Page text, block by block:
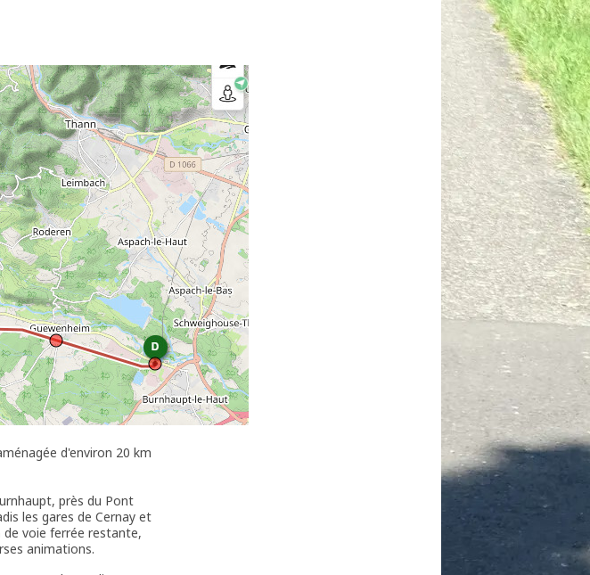
d'environ 20 km
près du Pont
les gares de Cernay et
voie ferrée restante,
animations.